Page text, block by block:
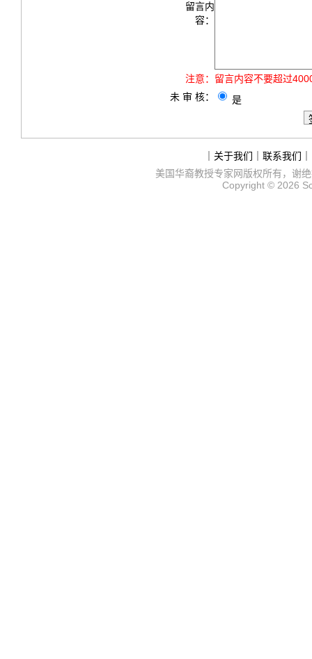
留言内
容：
注意： 留言内容不要超过
未 审 核：
是
关于我们 联系我们
美国华裔教授专家网版权所有，谢
Copyright © 2026